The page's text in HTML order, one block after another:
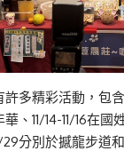
多精彩活動，包
、11/14-11/16在
29分別於撼龍步道